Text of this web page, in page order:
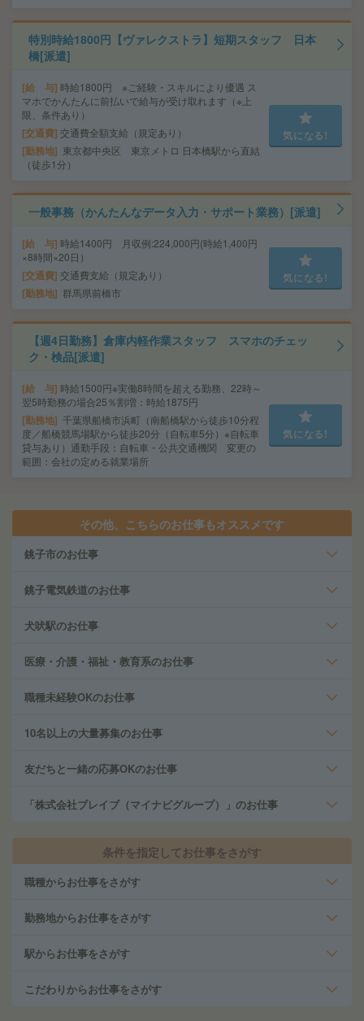
特別時給1800円【ヴァレクストラ】短期スタッフ 日本
橋[派遣]
給 与 時給1800円 ※ご経験・スキルにより優遇 ス
マホでかんたんに前払いで給与が受け取れます（※上
限、条件あり）
交通費 交通費全額支給（規定あり）
勤務地
東京都中央区 東京メトロ 日本橋駅から直結
（徒歩1分）
気になる!
一般事務（かんたんなデータ入力・サポート業務）[派遣]
給 与 時給1400円 月収例:224,000円(時給1,400円
×8時間×20日）
交通費 交通費支給（規定あり）
勤務地 群馬県前橋市
気になる!
【週4日勤務】倉庫内軽作業スタッフ スマホのチェッ
ク・検品[派遣]
給 与 時給1500円※実働8時間を超える勤務、22時～
翌5時勤務の場合25％割増：時給1875円
勤務地 千葉県船橋市浜町（南船橋駅から徒歩10分程
度／船橋競馬場駅から徒歩20分（自転車5分）※自転車
貸与あり）通勤手段：自転車・公共交通機関 変更の
範囲：会社の定める就業場所
気になる!
その他、こちらのお仕事もオススメです
銚子市のお仕事
銚子電気鉄道のお仕事
犬吠駅のお仕事
医療・介護・福祉・教育系のお仕事
職種未経験OKのお仕事
10名以上の大量募集のお仕事
友だちと一緒の応募OKのお仕事
「株式会社ブレイブ（マイナビグループ）」のお仕事
条件を指定してお仕事をさがす
職種からお仕事をさがす
勤務地からお仕事をさがす
駅からお仕事をさがす
こだわりからお仕事をさがす